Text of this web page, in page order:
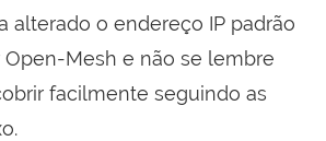
alterado o endereço IP padrão
Mesh e não se lembre
facilmente seguindo as